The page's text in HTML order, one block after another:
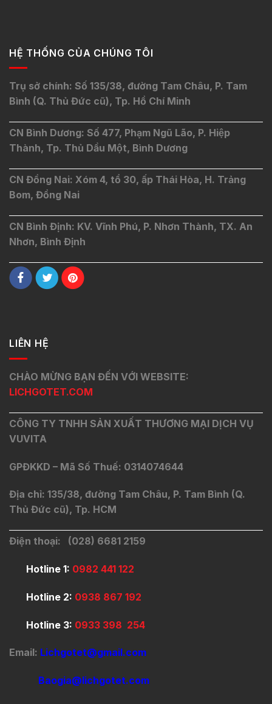
HỆ THỐNG CỦA CHÚNG TÔI
Trụ sở chính: Số 135/38, đường Tam Châu, P. Tam
Bình (Q. Thủ Đức cũ), Tp. Hồ Chí Minh
CN Bình Dương: Số 477, Phạm Ngũ Lão, P. Hiệp
Thành, Tp. Thủ Dầu Một, Bình Dương
CN Đồng Nai: Xóm 4, tổ 30, ấp Thái Hòa, H. Trảng
Bom, Đồng Nai
CN Bình Định: KV. Vĩnh Phú, P. Nhơn Thành, TX. An
Nhơn, Bình Định
LIÊN HỆ
CHÀO MỪNG BẠN ĐẾN VỚI WEBSITE:
LICHGOTET.COM
CÔNG TY TNHH SẢN XUẤT THƯƠNG MẠI DỊCH VỤ
VUVITA
GPĐKKD – Mã Số Thuế: 0314074644
Địa chỉ: 135/38, đường Tam Châu, P. Tam Bình (Q.
Thủ Đức cũ), Tp. HCM
Điện thoại: (028) 6681 2159
Hotline 1: 0982 441 122
Hotline 2: 0938 867 192
Hotline 3: 0933 398 254
Email: Lichgotet@gmail.com
Baogia@lichgotet.com